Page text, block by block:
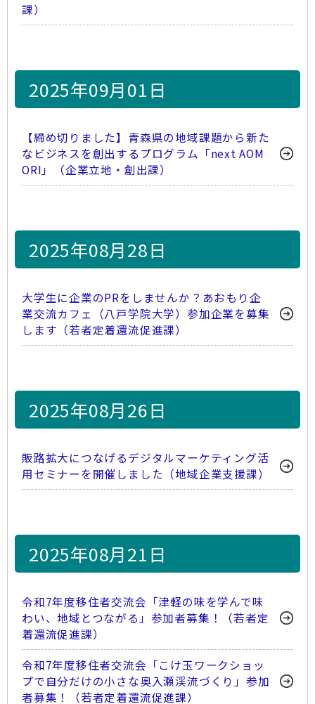
課）
2025年09月01日
【締め切りました】青森県の地域課題から新た
なビジネスを創出するプログラム「next AOM
ORI」（企業立地・創出課）
2025年08月28日
大学生に企業のPRをしませんか？あおもり企
業交流カフェ（八戸学院大学）参加企業を募集
します（若者定着還流促進課）
2025年08月26日
販路拡大につなげるデジタルマーケティング活
用セミナーを開催しました（地域企業支援課）
2025年08月21日
令和7年度移住者交流会「津軽の味を学んで味
わい、地域とつながる」参加者募集！（若者定
着還流促進課）
令和7年度移住者交流会「こけ玉ワークショッ
プで自分だけの小さな奥入瀬渓流づくり」参加
者募集！（若者定着還流促進課）